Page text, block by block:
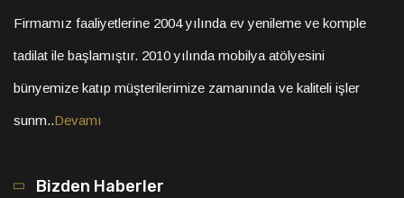
Firmamız faaliyetlerine 2004 yılında ev yenileme ve komple
tadilat ile başlamıştır. 2010 yılında mobilya atölyesini
bünyemize katıp müşterilerimize zamanında ve kaliteli işler
sunm..Devamı
Bizden Haberler